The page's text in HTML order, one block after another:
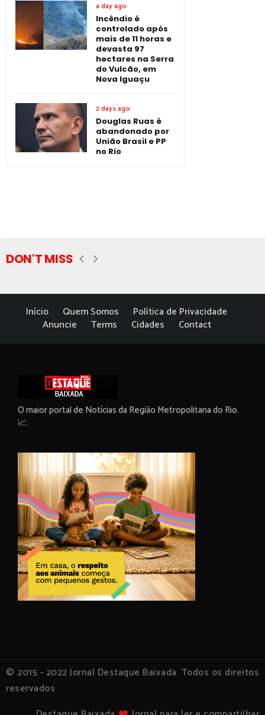
a day ago
Incêndio é
controlado após
mais de 11 horas e
devasta 97
hectares na Serra
do Vulcão, em
Nova Iguaçu
2 days ago
Douglas Ruas é
abandonado por
União Brasil e PP
no Rio
DON'T MISS
Início Quem Somos
Política de Privacidade
Anuncie
Terms Cidades Contact
O maior portal de Notícias da Região Metropolitana do Rio.
📈.
© 2015 - 2022 Jornal Destaque Baixada. Todos os direitos
reservados